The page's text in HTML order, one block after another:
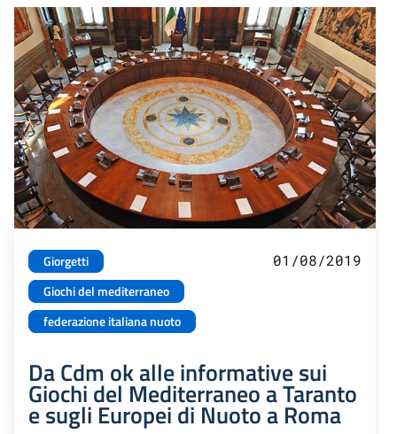
Giorgetti
Giochi del mediterraneo
federazione italiana nuoto
01/08/2019
Da Cdm ok alle informative sui
Giochi del Mediterraneo a Taranto
e sugli Europei di Nuoto a Roma